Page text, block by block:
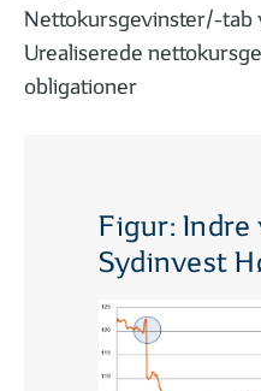
Nettokursgevinster/-tab
Urealiserede
obligationer
Figur:
Sydinvest